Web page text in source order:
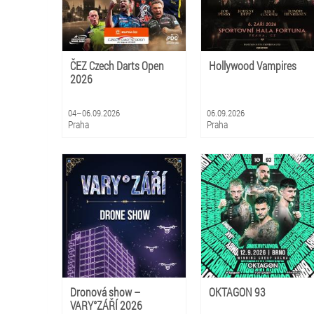
ČEZ Czech Darts Open
2026
04–06.09.2026
Praha
Hollywood Vampires
06.09.2026
Praha
Dronová show –
VARY°ZÁŘÍ 2026
OKTAGON 93